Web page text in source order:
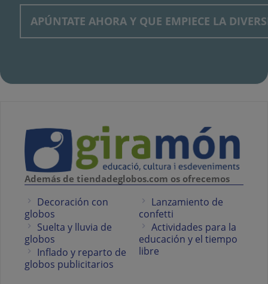
Además de tiendadeglobos.com os ofrecemos
Decoración con
globos
Suelta y lluvia de
globos
Inflado y reparto de
globos publicitarios
Lanzamiento de
confetti
Actividades para la
educación y el tiempo
libre